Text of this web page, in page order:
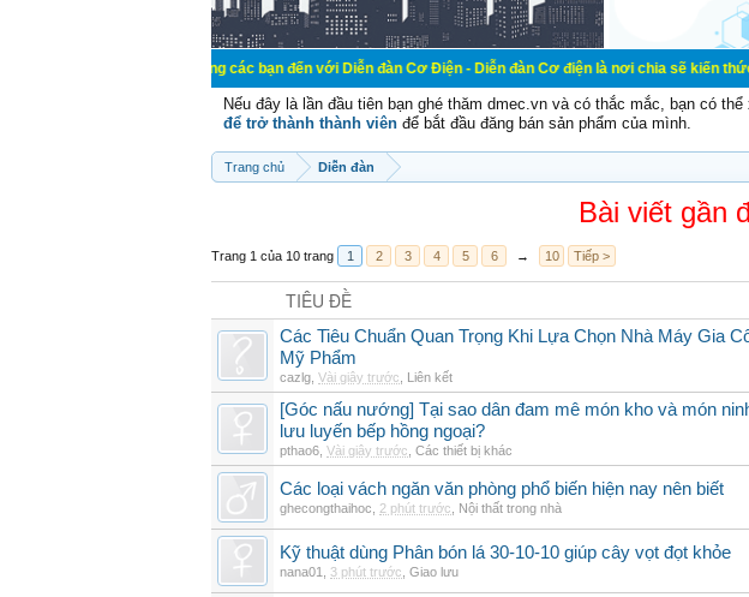
Chào mừng các bạn đến với Diễn đàn Cơ Điện - Diễn đàn Cơ điện là nơi chia sẽ kiến thức kinh
Nếu đây là lần đầu tiên bạn ghé thăm dmec.vn và có thắc mắc, bạn có thể
để trở thành thành viên để bắt đầu đăng bán sản phẩm của mình.
Trang chủ Diễn đàn
Bài viết gần
Trang 1 của 10 trang 1 2 3 4 5 6 → 10 Tiếp >
TIÊU ĐỀ
Các Tiêu Chuẩn Quan Trọng Khi Lựa Chọn Nhà Máy Gia
Mỹ Phẩm
cazlg Vài giây trước Liên kết
[Góc nấu nướng] Tại sao dân đam mê món kho và món
lưu luyến bếp hồng ngoại?
pthao6 Vài giây trước Các thiết bị khác
Các loại vách ngăn văn phòng phổ biến hiện nay nên biết
ghecongthaihoc 2 phút trước Nội thất trong nhà
Kỹ thuật dùng Phân bón lá 30-10-10 giúp cây vọt đọt khỏe
nana01 3 phút trước Giao lưu